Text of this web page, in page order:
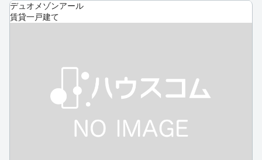
デュオメゾンアール
賃貸一戸建て